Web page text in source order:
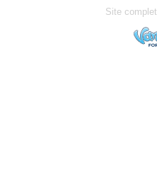
Site complet